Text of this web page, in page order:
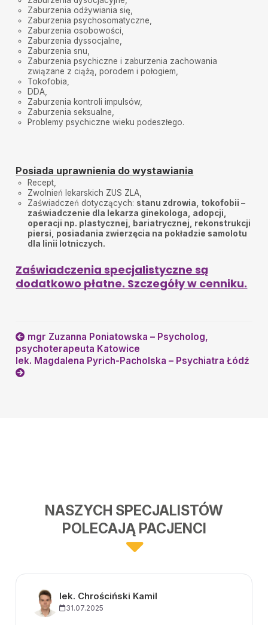
Zaburzenia odżywiania się,
Zaburzenia psychosomatyczne,
Zaburzenia osobowości,
Zaburzenia dyssocjalne,
Zaburzenia snu,
Zaburzenia psychiczne i zaburzenia zachowania
związane z ciążą, porodem i połogiem,
Tokofobia,
DDA,
Zaburzenia kontroli impulsów,
Zaburzenia seksualne,
Problemy psychiczne wieku podeszłego.
Posiada uprawnienia do wystawiania
Recept,
Zwolnień lekarskich ZUS ZLA,
Zaświadczeń dotyczących: stanu zdrowia, tokofobii –
zaświadczenie dla lekarza ginekologa, adopcji,
operacji np. plastycznej, bariatrycznej, rekonstrukcji
piersi, posiadania zwierzęcia na pokładzie samolotu
dla linii lotniczych.
Zaświadczenia specjalistyczne są
dodatkowo płatne. Szczegóły w cenniku.
mgr Zuzanna Poniatowska – Psycholog,
psychoterapeuta Katowice
lek. Magdalena Pyrich-Pacholska – Psychiatra Łódź
NASZYCH SPECJALISTÓW
POLECAJĄ PACJENCI
lek. Chrościński Kamil
31.07.2025